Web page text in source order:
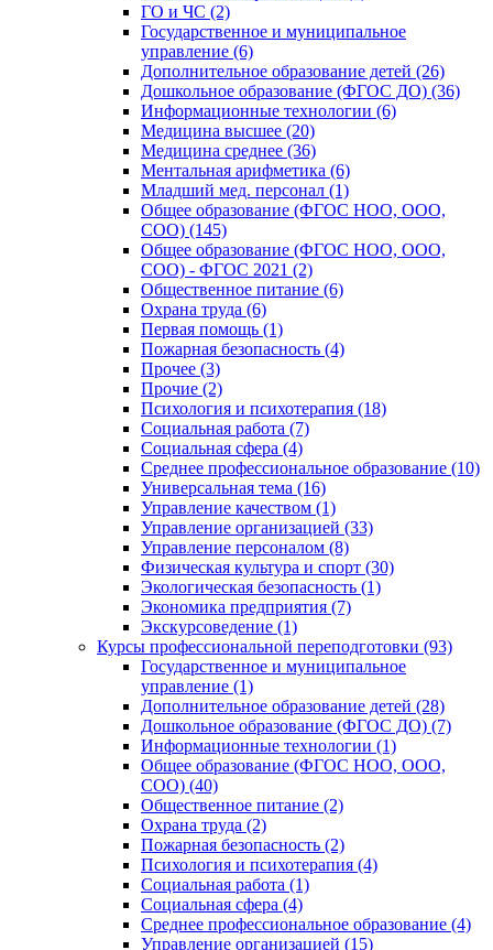
ГО и ЧС (2)
Государственное и муниципальное
управление (6)
Дополнительное образование детей (26)
Дошкольное образование (ФГОС ДО) (36)
Информационные технологии (6)
Медицина высшее (20)
Медицина среднее (36)
Ментальная арифметика (6)
Младший мед. персонал (1)
Общее образование (ФГОС НОО, ООО,
СОО) (145)
Общее образование (ФГОС НОО, ООО,
СОО) - ФГОС 2021 (2)
Общественное питание (6)
Охрана труда (6)
Первая помощь (1)
Пожарная безопасность (4)
Прочее (3)
Прочие (2)
Психология и психотерапия (18)
Социальная работа (7)
Социальная сфера (4)
Среднее профессиональное образование (10)
Универсальная тема (16)
Управление качеством (1)
Управление организацией (33)
Управление персоналом (8)
Физическая культура и спорт (30)
Экологическая безопасность (1)
Экономика предприятия (7)
Экскурсоведение (1)
Курсы профессиональной переподготовки (93)
Государственное и муниципальное
управление (1)
Дополнительное образование детей (28)
Дошкольное образование (ФГОС ДО) (7)
Информационные технологии (1)
Общее образование (ФГОС НОО, ООО,
СОО) (40)
Общественное питание (2)
Охрана труда (2)
Пожарная безопасность (2)
Психология и психотерапия (4)
Социальная работа (1)
Социальная сфера (4)
Среднее профессиональное образование (4)
Управление организацией (15)